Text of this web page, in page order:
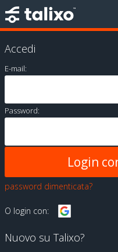
Accedi
E-mail:
Password:
password dimenticata?
O login con:
Nuovo su Talixo?